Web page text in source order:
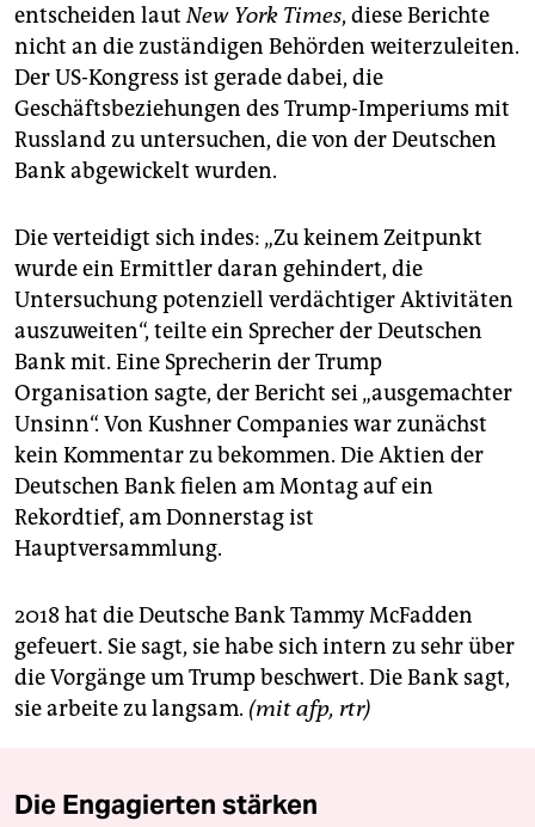
entscheiden lautNew York Times, diese Berichte
nicht an die zuständigen Behörden weiterzuleiten.
Der US-Kongress ist gerade dabei, die
Geschäftsbeziehungen des Trump-Imperiums mit
Russland zu untersuchen, die von der Deutschen
Bank abgewickelt wurden.
Die verteidigt sich indes: „Zu keinem Zeitpunkt
wurde ein Ermittler daran gehindert, die
Untersuchung potenziell verdächtiger Aktivitäten
auszuweiten“, teilte ein Sprecher der Deutschen
Bank mit. Eine Sprecherin der Trump
Organisation sagte, der Bericht sei „ausgemachter
Unsinn“. Von Kushner Companies war zunächst
kein Kommentar zu bekommen. Die Aktien der
Deutschen Bank fielen am Montag auf ein
Rekordtief, am Donnerstag ist
Hauptversammlung.
2018 hat die Deutsche Bank Tammy McFadden
gefeuert. Sie sagt, sie habe sich intern zu sehr über
die Vorgänge um Trump beschwert. Die Bank sagt,
sie arbeite zu langsam. (mit afp, rtr)
Die Engagierten stärken